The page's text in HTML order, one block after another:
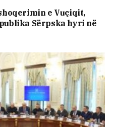
e Vuçiqit,
Sërpska hyri në